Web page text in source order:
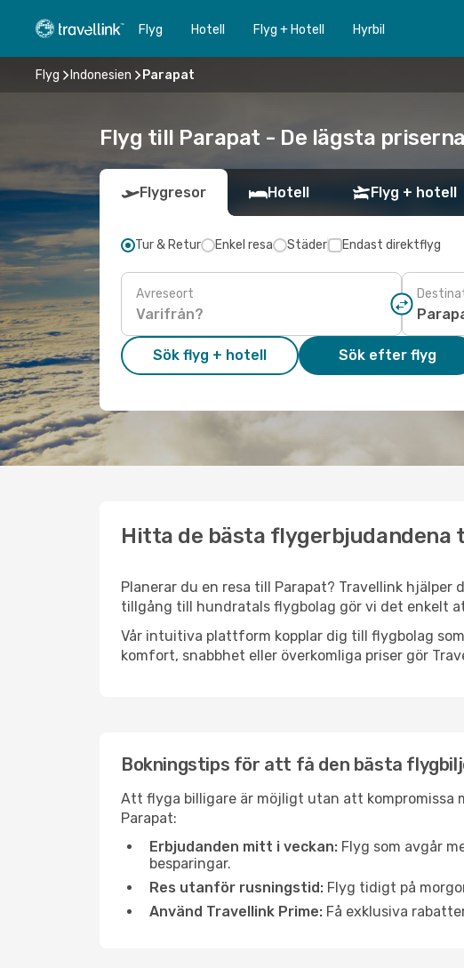
Flyg Hotell Flyg + Hotell Hyrbil
Flyg Indonesien Parapat
Flyg till Parapat - De lägsta
Flygresor Hotell Flyg + hotell
Tur & Retur Enkel resa Städer Endast direktflyg
Avreseort
Sök flyg + hotell Sök efter flyg
Hitta de bästa flygerbjudandena
Planerar du en resa till Parapat? Travellink
tillgång till hundratals flygbolag gör vi det enkelt
Vår intuitiva plattform kopplar dig till flygbolag
komfort, snabbhet eller överkomliga priser gör
Bokningstips för att få den bästa
Att flyga billigare är möjligt utan att kompromissa
Parapat:
Erbjudanden mitt i veckan: Flyg som avgår
besparingar.
Res utanför rusningstid: Flyg tidigt på
Använd Travellink Prime: Få exklusiva